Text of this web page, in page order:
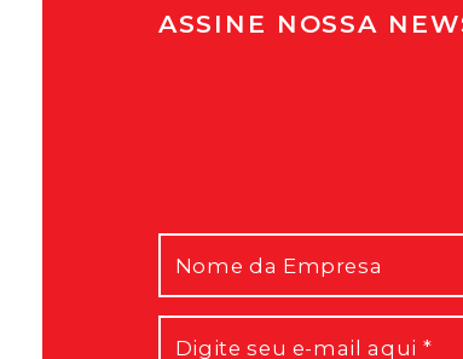
ASSINE NOSSA
Mensagem
Em breve você